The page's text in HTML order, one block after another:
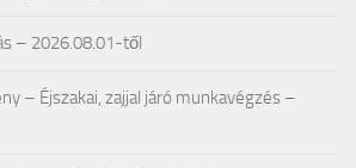
– 2026.08.01-től
– Éjszakai, zajjal járó munkavégzés –